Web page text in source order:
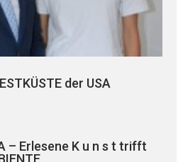
der USA
– Erlesene K u n s t trifft